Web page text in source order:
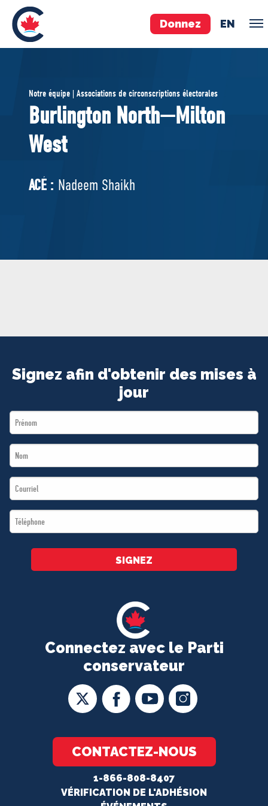
Donnez EN
ÉQUIPE
Pierre Poilievre
Vos députés conservateurs
Cabinet fantôme
ACÉ
BOUTIQUE
Notre équipe | Associations de circonscriptions électorales
Burlington North—Milton
West
ACÉ : Nadeem Shaikh
Connectez avec le Parti
conservateur
CONTACTEZ-NOUS
1-866-808-8407
VÉRIFICATION DE L'ADHÉSION
Signez afin d'obtenir des mises à
jour
First
Name
Last
Name
Email
*
Téléphone
*
SIGNEZ